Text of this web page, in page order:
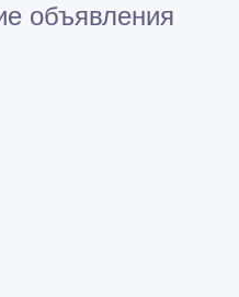
объявления